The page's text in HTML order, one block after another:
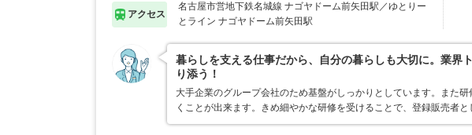
アクセス
名古屋市営地下鉄名城線 ナゴヤドーム前矢田駅／ゆとりー
とライン ナゴヤドーム前矢田駅
暮らしを支える仕事だから、自分の暮らしも大切に。業界
り添う！
大手企業のグループ会社のため基盤がしっかりとしています。また
くことが出来ます。きめ細やかな研修を受けることで、登録販売者